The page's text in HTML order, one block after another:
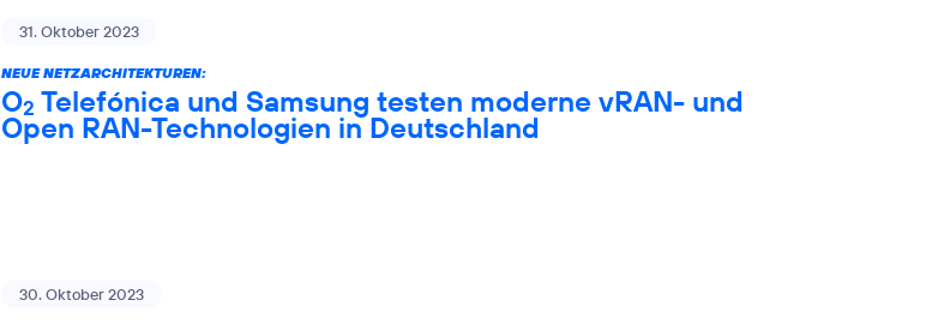
31. Oktober 2023
NEUE NETZARCHITEKTUREN:
O2 Telefónica und Samsung testen moderne vRAN- und
Open RAN-Technologien in Deutschland
30. Oktober 2023